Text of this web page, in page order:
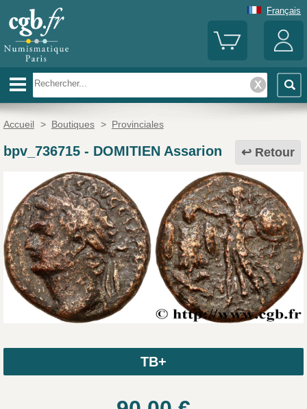
Français
Accueil > Boutiques > Provinciales
Retour
bpv_736715- DOMITIEN Assarion
TB+